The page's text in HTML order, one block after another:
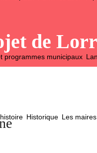
programmes municipaux
Historique Les
de